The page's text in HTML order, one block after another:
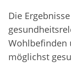
Die
Wohlbefinden
möglichst